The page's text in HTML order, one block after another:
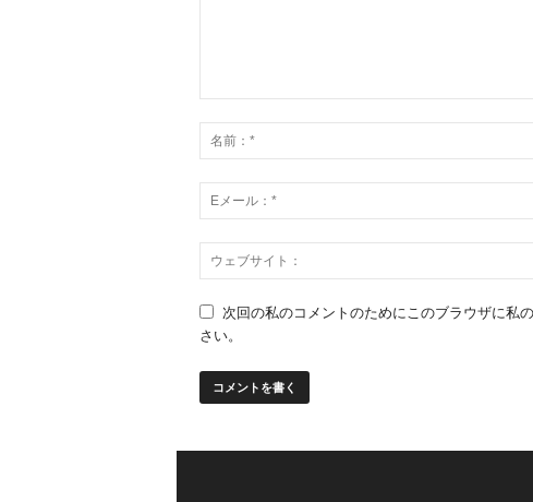
次回の私のコメントのためにこのブラウザに私
さい。